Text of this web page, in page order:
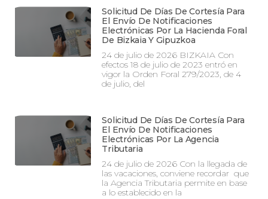
Solicitud De Días De Cortesía Para
El Envío De Notificaciones
Electrónicas Por La Hacienda Foral
De Bizkaia Y Gipuzkoa
24 de julio de 2026 BIZKAIA Con
efectos 18 de julio de 2023 entró en
vigor la Orden Foral 279/2023, de 4
de julio, del
Solicitud De Días De Cortesía Para
El Envío De Notificaciones
Electrónicas Por La Agencia
Tributaria
24 de julio de 2026 Con la llegada de
las vacaciones, conviene recordar que
la Agencia Tributaria permite en base
a lo establecido en la